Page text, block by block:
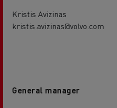
Kristis Avizinas
kristis.avizinas@volvo.com
General manager